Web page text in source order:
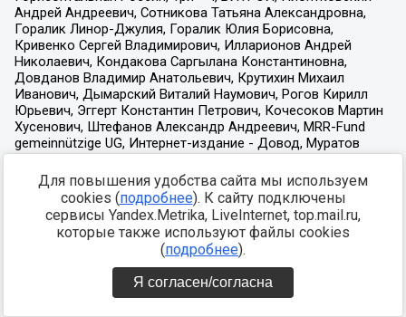
Для повышения удобства сайта мы используем
cookies (подробнее). К сайту подключены
сервисы Yandex.Metrika, LiveInternet, top.mail.ru,
которые также используют файлы cookies
(подробнее).
Я согласен/согласна